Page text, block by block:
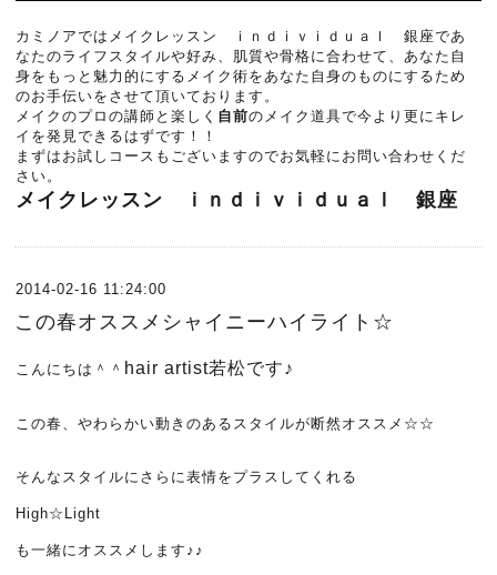
カミノアではメイクレッスン ｉｎｄｉｖｉｄｕａｌ 銀座であ
なたのライフスタイルや好み、肌質や骨格に合わせて、あなた自
身をもっと魅力的にするメイク術をあなた自身のものにするため
のお手伝いをさせて頂いております。
メイクのプロの講師と楽しく 自前のメイク道具で今より更にキレ
イを発見できるはずです！！
まずはお試しコースもございますのでお気軽にお問い合わせくだ
さい。
メイクレッスン ｉｎｄｉｖｉｄｕａｌ 銀座
2014-02-16 11:24:00
この春オススメシャイニーハイライト☆
こんにちは＾＾ hair artist若松です♪
この春、やわらかい動きのあるスタイルが断然オススメ☆☆
そんなスタイルにさらに表情をプラスしてくれる
High☆Light
も一緒にオススメします♪♪